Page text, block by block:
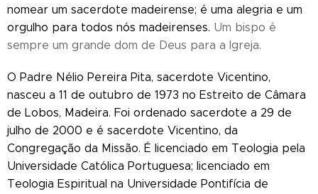
nomear um sacerdote madeirense; é uma alegria e um
orgulho para todos nós madeirenses. Um bispo é
sempre um grande dom de Deus para a Igreja.
O Padre Nélio Pereira Pita, sacerdote Vicentino,
nasceu a 11 de outubro de 1973 no Estreito de Câmara
de Lobos, Madeira. Foi ordenado sacerdote a 29 de
julho de 2000 e é sacerdote Vicentino, da
Congregação da Missão. É licenciado em Teologia pela
Universidade Católica Portuguesa; licenciado em
Teologia Espiritual na Universidade Pontifícia de